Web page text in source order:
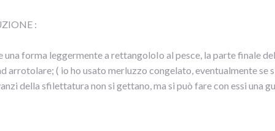
:
una forma leggermente a rettangoloIo al pesce, la parte finale
arrotolare; ( io ho usato merluzzo congelato, eventualmente se
della sfilettatura non si gettano, ma si può fare con essi una